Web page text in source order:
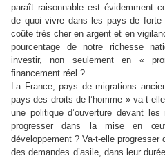
paraît raisonnable est évidemment
de quoi vivre dans les pays de
coûte très cher en argent et en
pourcentage de notre richesse
investir, non seulement en «
financement réel ?
La France, pays de migrations
pays des droits de l’homme » va-t-
une politique d’ouverture devant
progresser dans la mise en
développement ? Va-t-elle
des demandes d’asile, dans leur